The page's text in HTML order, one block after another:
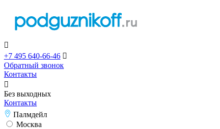

+7 495 640-66-46 
Обратный звонок
Контакты

Без выходных
Контакты
Палмдейл
Москва